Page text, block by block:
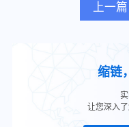
上一篇
缩链
让您深入